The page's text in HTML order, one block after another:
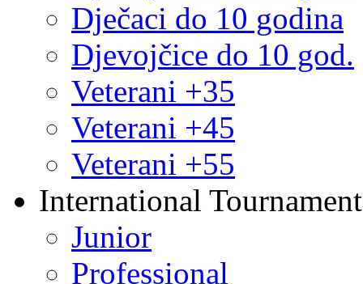
Dječaci do 10 godina
Djevojčice do 10 god.
Veterani +35
Veterani +45
Veterani +55
International
Junior
Professional